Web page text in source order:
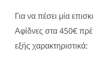
Για να πέσει μία
Αφίδνες στα 450€
εξής χαρακτηριστικά: